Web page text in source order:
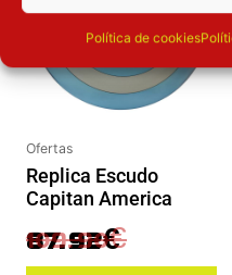
Política de cookies
Ofertas
Replica Escudo
Capitan America
109.90€
87.92€